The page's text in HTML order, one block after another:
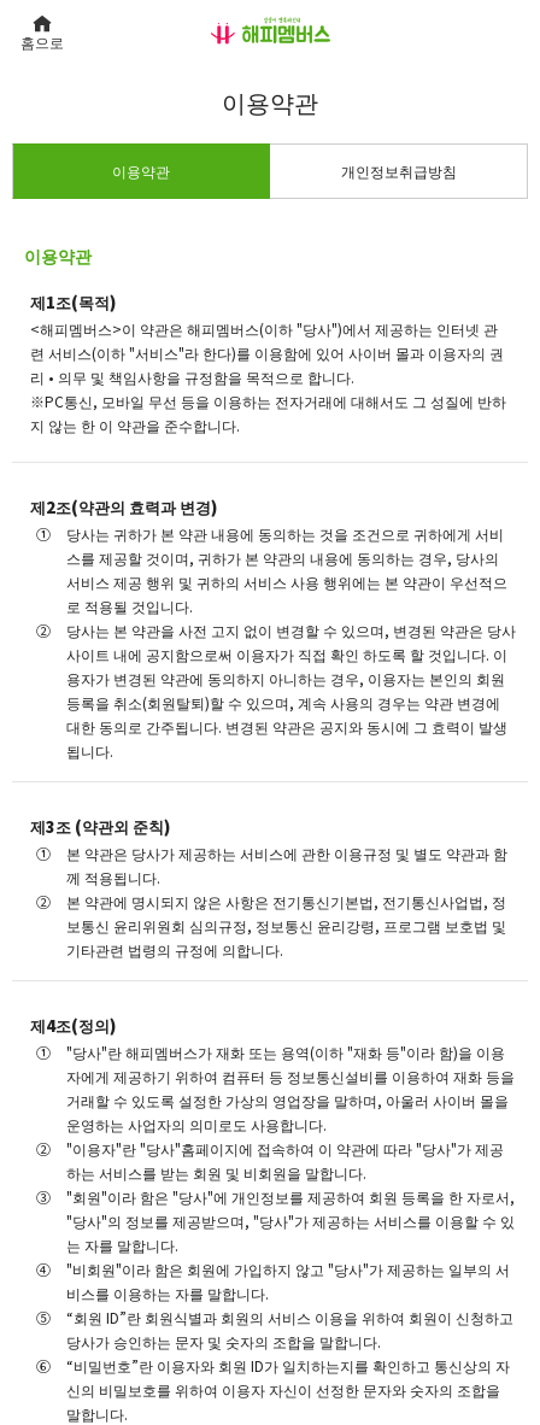
홈으로
이용약관
이용약관 개인정보취급방침
이용약관
제1조(목적)
<해피멤버스>이 약관은 해피멤버스(이하 "당사")에서 제공하는 인터넷 관
련 서비스(이하 "서비스"라 한다)를 이용함에 있어 사이버 몰과 이용자의 권
리 • 의무 및 책임사항을 규정함을 목적으로 합니다.
※PC통신, 모바일 무선 등을 이용하는 전자거래에 대해서도 그 성질에 반하
지 않는 한 이 약관을 준수합니다.
제2조(약관의 효력과 변경)
당사는 귀하가 본 약관 내용에 동의하는 것을 조건으로 귀하에게 서비
스를 제공할 것이며, 귀하가 본 약관의 내용에 동의하는 경우, 당사의
서비스 제공 행위 및 귀하의 서비스 사용 행위에는 본 약관이 우선적으
로 적용될 것입니다.
당사는 본 약관을 사전 고지 없이 변경할 수 있으며, 변경된 약관은 당사
사이트 내에 공지함으로써 이용자가 직접 확인 하도록 할 것입니다. 이
용자가 변경된 약관에 동의하지 아니하는 경우, 이용자는 본인의 회원
등록을 취소(회원탈퇴)할 수 있으며, 계속 사용의 경우는 약관 변경에
대한 동의로 간주됩니다. 변경된 약관은 공지와 동시에 그 효력이 발생
됩니다.
제3조 (약관외 준칙)
본 약관은 당사가 제공하는 서비스에 관한 이용규정 및 별도 약관과 함
께 적용됩니다.
본 약관에 명시되지 않은 사항은 전기통신기본법, 전기통신사업법, 정
보통신 윤리위원회 심의규정, 정보통신 윤리강령, 프로그램 보호법 및
기타관련 법령의 규정에 의합니다.
제4조(정의)
"당사"란 해피멤버스가 재화 또는 용역(이하 "재화 등"이라 함)을 이용
자에게 제공하기 위하여 컴퓨터 등 정보통신설비를 이용하여 재화 등을
거래할 수 있도록 설정한 가상의 영업장을 말하며, 아울러 사이버 몰을
운영하는 사업자의 의미로도 사용합니다.
"이용자"란 "당사"홈페이지에 접속하여 이 약관에 따라 "당사"가 제공
하는 서비스를 받는 회원 및 비회원을 말합니다.
"회원"이라 함은 "당사"에 개인정보를 제공하여 회원 등록을 한 자로서,
"당사"의 정보를 제공받으며, "당사"가 제공하는 서비스를 이용할 수 있
는 자를 말합니다.
"비회원"이라 함은 회원에 가입하지 않고 "당사"가 제공하는 일부의 서
비스를 이용하는 자를 말합니다.
“회원 ID”란 회원식별과 회원의 서비스 이용을 위하여 회원이 신청하고
당사가 승인하는 문자 및 숫자의 조합을 말합니다.
“비밀번호”란 이용자와 회원 ID가 일치하는지를 확인하고 통신상의 자
신의 비밀보호를 위하여 이용자 자신이 선정한 문자와 숫자의 조합을
말합니다.